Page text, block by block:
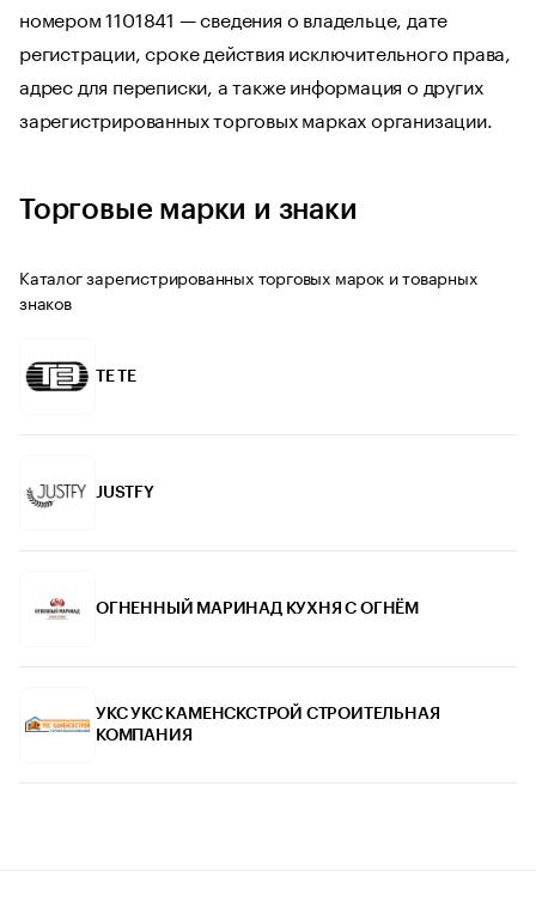
номером 1101841 — сведения о владельце, дате
регистрации, сроке действия исключительного права,
адрес для переписки, а также информация о других
зарегистрированных торговых марках организации.
Торговые марки и знаки
Каталог зарегистрированных торговых марок и товарных
знаков
ТЕ TE
JUSTFY
ОГНЕННЫЙ МАРИНАД КУХНЯ С ОГНЁМ
УКС УКС КАМЕНСКСТРОЙ СТРОИТЕЛЬНАЯ
КОМПАНИЯ